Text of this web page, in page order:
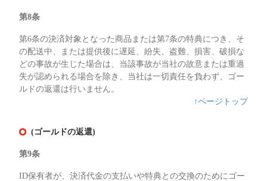
第8条
第6条の決済対象となった商品または第7条の特典につき、そ
の配送中、または提供後に遅延、紛失、盗難、損害、破損な
どの事故が生じた場合は、当該事故が当社の故意または重過
失が認められる場合を除き、当社は一切責任を負わず、ゴー
ルドの返還は行いません。
↑ページトップ
(ゴールドの返還)
第9条
ID保有者が、決済代金の支払いや特典との交換のためにゴー